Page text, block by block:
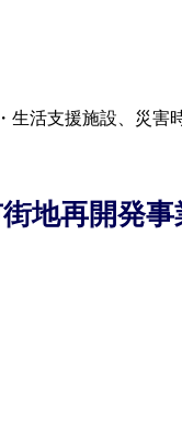
活支援施設、災
地再開発事